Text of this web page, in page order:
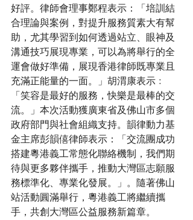
好評。律師會理事鄭程表示：「培訓結
合理論與案例，對提升服務質素大有幫
助，尤其學習到如何透過站立、眼神及
溝通技巧展現專業，可以為將舉行的全
運會做好準備，展現香港律師既專業且
充滿正能量的一面。」胡渭康表示﹕
「笑容是最好的服務，快樂是最棒的交
流。」本次活動獲廣東省及佛山市多個
政府部門與社會組織支持。韻律動力基
金主席彭韻僖律師表示：「交流團成功
搭建粵港義工常態化聯絡機制，我們期
待與更多夥伴攜手，推動大灣區志願服
務標準化、專業化發展。」。隨著佛山
站活動圓滿舉行，粵港義工將繼續攜
手，共創大灣區公益服務新篇章。